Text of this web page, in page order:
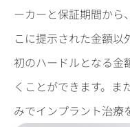
ーカーと保証期間から
こに提示された金額
初のハードルとなる金
くことができます。また
みでインプラント治療